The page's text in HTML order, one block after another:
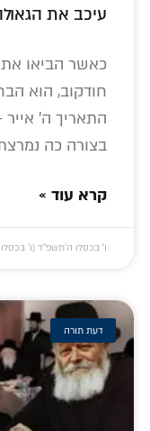
עיכב את
כאשר הביאו
חודקוב, הוא
התאריך ה'
בצורה כה
קרא עוד »
ו׳ בכסלו ה׳תשפ״ד (ו׳ בכסלו
דעת תורה